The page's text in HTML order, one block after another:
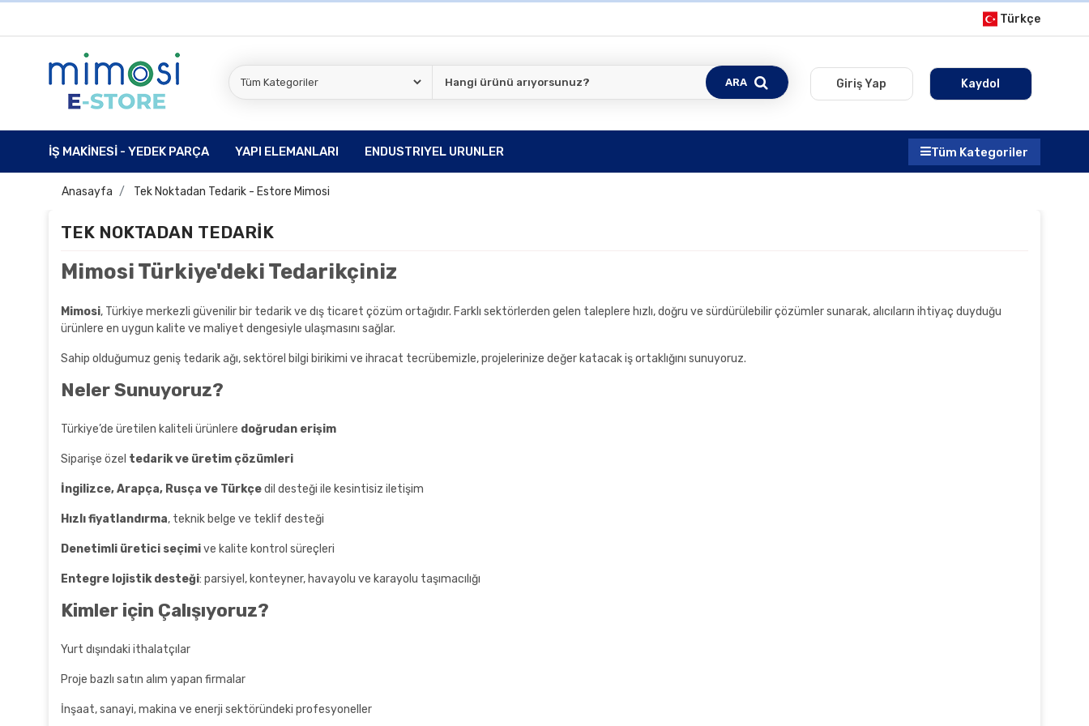
Türkçe
ARA Giriş Yap Kaydol
İŞ MAKİNESİ - YEDEK PARÇA YAPI ELEMANLARI ENDUSTRIYEL URUNLER Tüm Kategoriler
Anasayfa Tek Noktadan Tedarik - Estore Mimosi
TEK NOKTADAN TEDARIK
Mimosi Türkiye'deki Tedarikçiniz
Mimosi, Türkiye merkezli güvenilir bir tedarik ve dış ticaret çözüm ortağıdır. Farklı sektörlerden gelen taleplere hızlı, doğru ve sürdürülebilir çözümler sunarak, alıcıların ihtiyaç duyduğu
ürünlere en uygun kalite ve maliyet dengesiyle ulaşmasını sağlar.
Sahip olduğumuz geniş tedarik ağı, sektörel bilgi birikimi ve ihracat tecrübemizle, projelerinize değer katacak iş ortaklığını sunuyoruz.
Neler Sunuyoruz?
Türkiye’de üretilen kaliteli ürünlere doğrudan erişim
Siparişe özel tedarik ve üretim çözümleri
İngilizce, Arapça, Rusça ve Türkçedil desteği ile kesintisiz iletişim
Hızlı fiyatlandırma, teknik belge ve teklif desteği
Denetimli üretici seçimive kalite kontrol süreçleri
Entegre lojistik desteği: parsiyel, konteyner, havayolu ve karayolu taşımacılığı
Kimler için Çalışıyoruz?
Yurt dışındaki ithalatçılar
Proje bazlı satın alım yapan firmalar
İnşaat, sanayi, makina ve enerji sektöründeki profesyoneller